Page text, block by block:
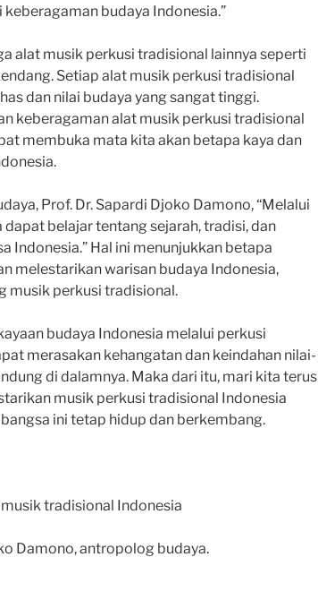
budaya Indonesia.”
alat musik perkusi tradisional lainnya seperti
Setiap alat musik perkusi tradisional
dan nilai budaya yang sangat tinggi.
keberagaman alat musik perkusi tradisional
membuka mata kita akan betapa kaya dan
Prof. Dr. Sapardi Djoko Damono, “Melalui
belajar tentang sejarah, tradisi, dan
Indonesia.” Hal ini menunjukkan betapa
melestarikan warisan budaya Indonesia,
musik perkusi tradisional.
budaya Indonesia melalui perkusi
merasakan kehangatan dan keindahan nilai-
di dalamnya. Maka dari itu, mari kita terus
musik perkusi tradisional Indonesia
ini tetap hidup dan berkembang.
musik tradisional Indonesia
Damono, antropolog budaya.